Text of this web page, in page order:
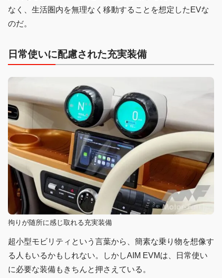
なく、生活圏内を無理なく移動することを想定したEVな
のだ。
日常使いに配慮された充実装備
拘りが随所に感じ取れる充実装備
超小型モビリティという言葉から、簡素な乗り物を想像す
る人もいるかもしれない。しかしAIM EVMは、日常使い
に必要な装備もきちんと押さえている。